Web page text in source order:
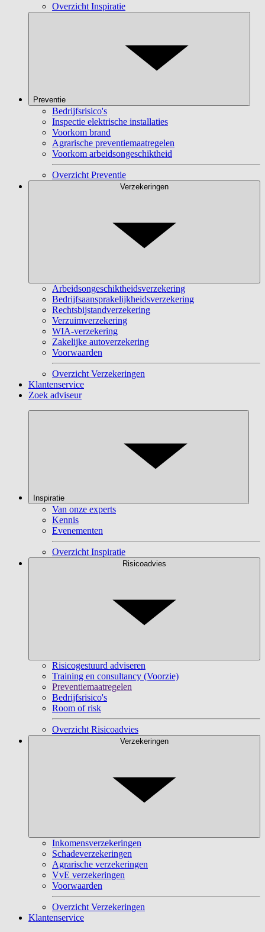
Overzicht Inspiratie
Preventie
Bedrijfsrisico's
Inspectie elektrische installaties
Voorkom brand
Agrarische preventiemaatregelen
Voorkom arbeidsongeschiktheid
Overzicht Preventie
Verzekeringen
Arbeidsongeschiktheidsverzekering
Bedrijfsaansprakelijkheidsverzekering
Rechtsbijstandverzekering
Verzuimverzekering
WIA-verzekering
Zakelijke autoverzekering
Voorwaarden
Overzicht Verzekeringen
Klantenservice
Zoek adviseur
Inspiratie
Van onze experts
Kennis
Evenementen
Overzicht Inspiratie
Risicoadvies
Risicogestuurd adviseren
Training en consultancy (Voorzie)
Preventiemaatregelen
Bedrijfsrisico's
Room of risk
Overzicht Risicoadvies
Verzekeringen
Inkomensverzekeringen
Schadeverzekeringen
Agrarische verzekeringen
VvE verzekeringen
Voorwaarden
Overzicht Verzekeringen
Klantenservice